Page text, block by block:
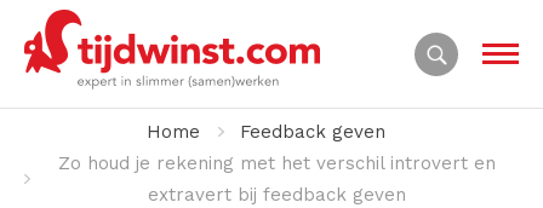
Home
Feedback geven
Zo houd je rekening met het verschil introvert en
extravert bij feedback geven